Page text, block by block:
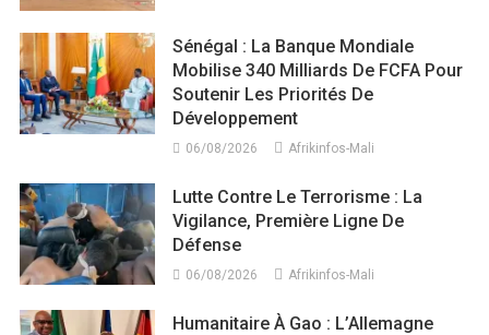
Sénégal : La Banque Mondiale
Mobilise 340 Milliards De FCFA Pour
Soutenir Les Priorités De
Développement
06/08/2026 Afrikinfos-Mali
Lutte Contre Le Terrorisme : La
Vigilance, Première Ligne De
Défense
06/08/2026 Afrikinfos-Mali
Humanitaire À Gao : L’Allemagne